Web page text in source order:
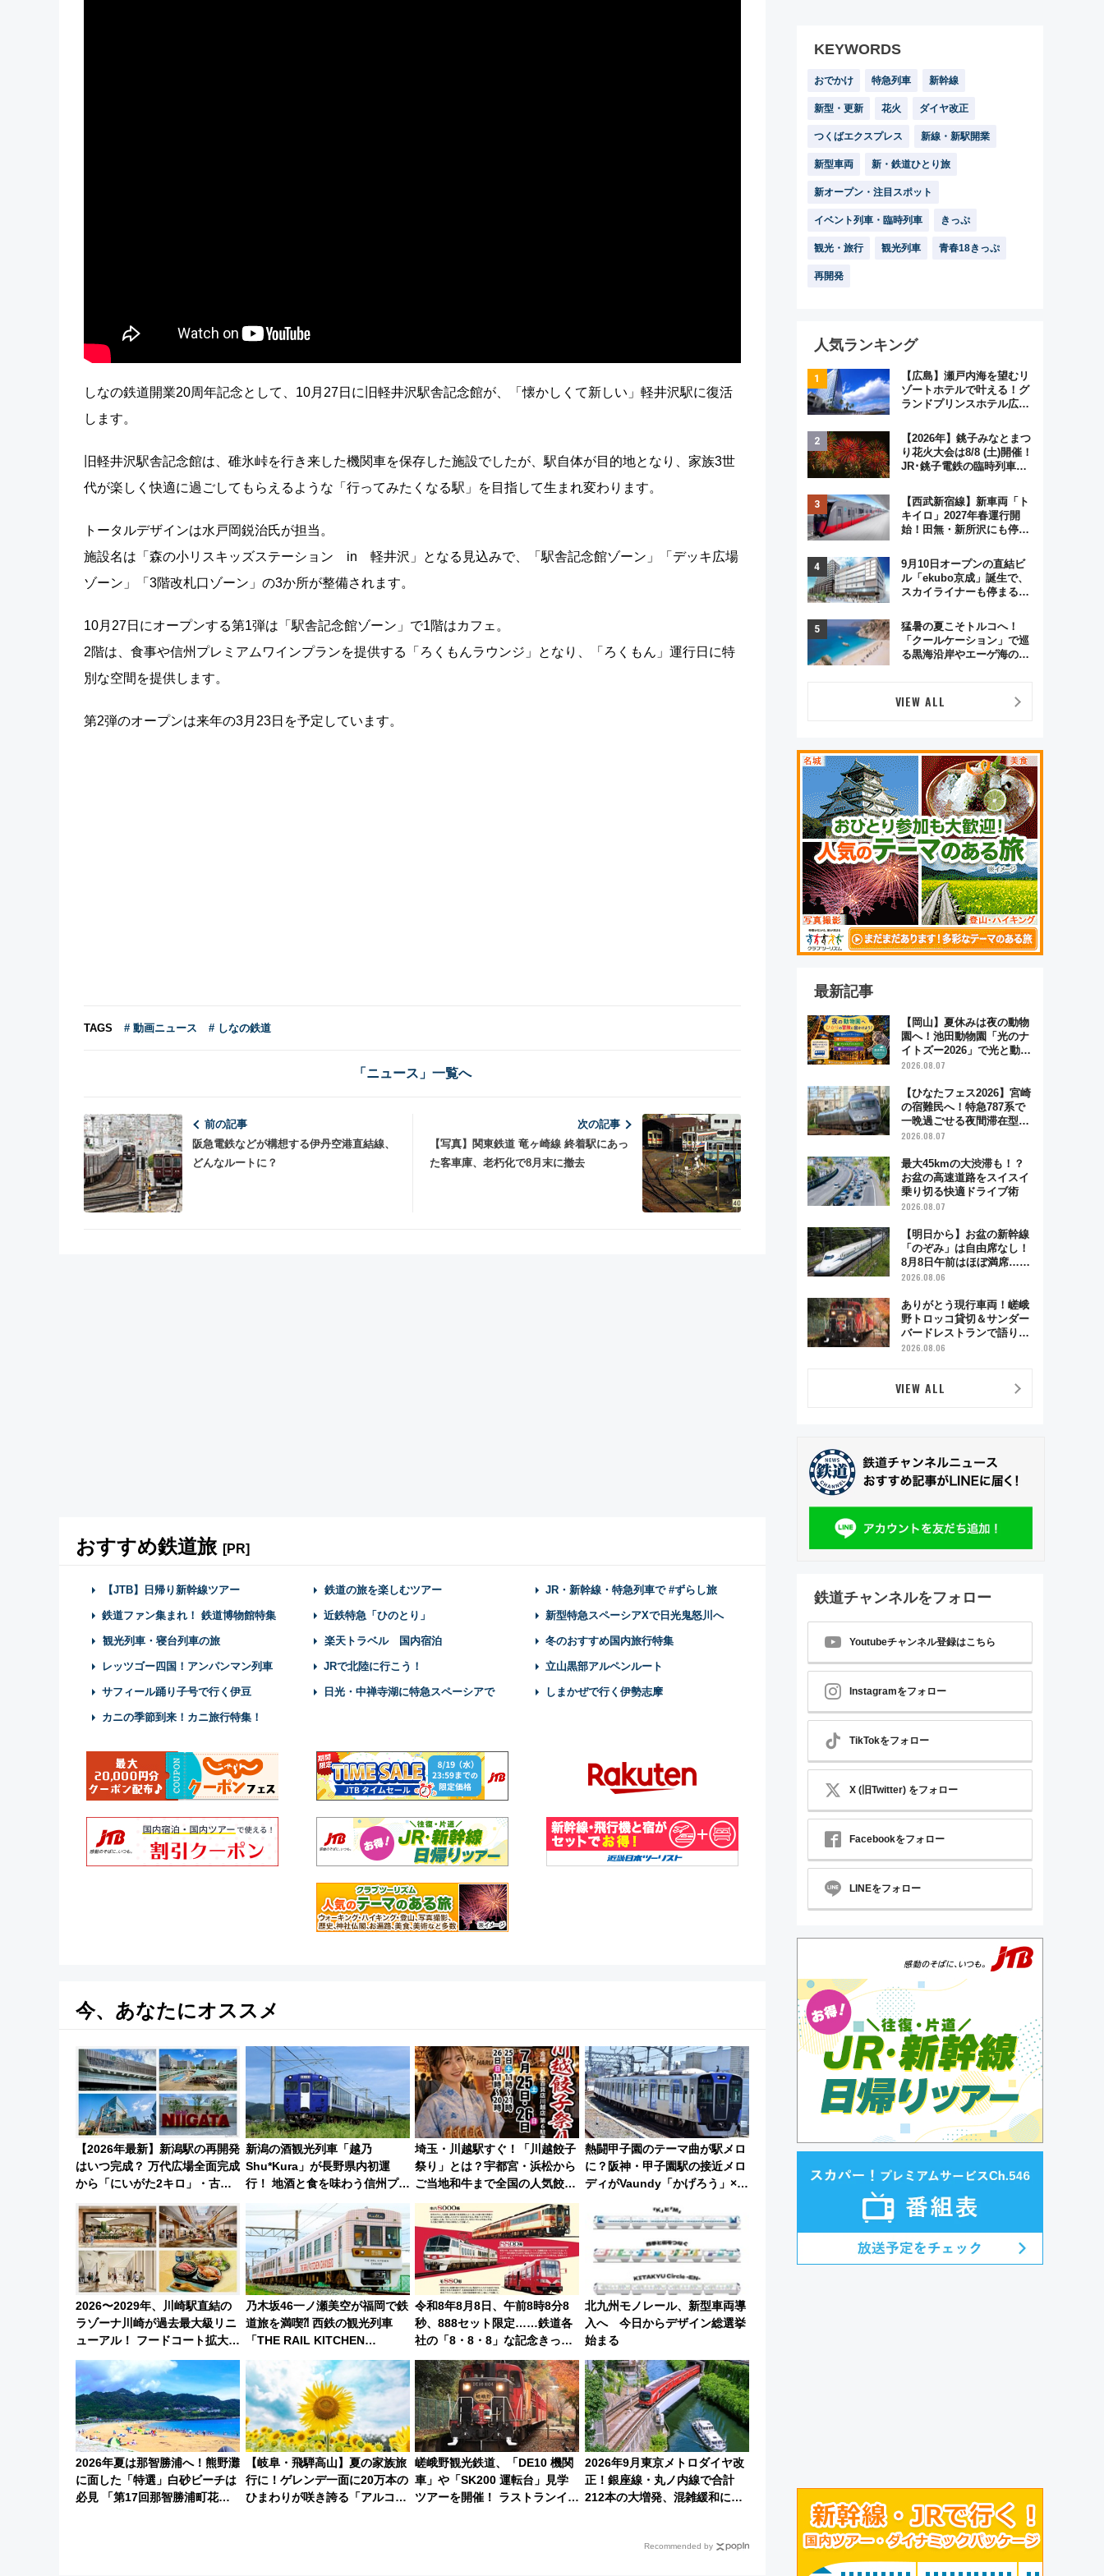
しなの鉄道開業20周年記念として、10月27日に旧軽井沢駅舎記念館が、「懐かしくて新しい」軽井沢駅に復活
します。
旧軽井沢駅舎記念館は、碓氷峠を行き来した機関車を保存した施設でしたが、駅自体が目的地となり、家族3世
代が楽しく快適に過ごしてもらえるような「行ってみたくなる駅」を目指して生まれ変わります。
トータルデザインは水戸岡鋭治氏が担当。
施設名は「森の小リスキッズステーション in 軽井沢」となる見込みで、「駅舎記念館ゾーン」「デッキ広場
ゾーン」「3階改札口ゾーン」の3か所が整備されます。
10月27日にオープンする第1弾は「駅舎記念館ゾーン」で1階はカフェ。
2階は、食事や信州プレミアムワインプランを提供する「ろくもんラウンジ」となり、「ろくもん」運行日に特
別な空間を提供します。
第2弾のオープンは来年の3月23日を予定しています。
TAGS # 動画ニュース # しなの鉄道
「ニュース」一覧へ
前の記事
阪急電鉄などが構想する伊丹空港直結線、
どんなルートに？
次の記事
【写真】関東鉄道 竜ヶ崎線 終着駅にあっ
た客車庫、老朽化で8月末に撤去
おすすめ鉄道旅 [PR]
【JTB】日帰り新幹線ツアー 鉄道の旅を楽しむツアー JR・新幹線・特急列車で #ずらし旅
鉄道ファン集まれ！ 鉄道博物館特集 近鉄特急「ひのとり」 新型特急スペーシアXで日光鬼怒川へ
観光列車・寝台列車の旅 楽天トラベル 国内宿泊 冬のおすすめ国内旅行特集
レッツゴー四国！アンパンマン列車 JRで北陸に行こう！ 立山黒部アルペンルート
サフィール踊り子号で行く伊豆 日光・中禅寺湖に特急スペーシアで しまかぜで行く伊勢志摩
カニの季節到来！カニ旅行特集！
今、あなたにオススメ
【2026年最新】新潟駅の再開発
はいつ完成？ 万代広場全面完成
から「にいがた2キロ」・古町
底解説！
新潟の酒観光列車「越乃
Shu*Kura」が長野県内初運
行！ 地酒と食を味わう信州プレ
埼玉・川越駅すぐ！「川越餃子
祭り」とは？宇都宮・浜松から
ご当地和牛まで全国の人気餃子
を食べ比べ【7月25日・26日開
催】
熱闘甲子園のテーマ曲が駅メロ
に？阪神・甲子園駅の接近メロ
ディがVaundy「かげろう」×向
月5日始発から
2026〜2029年、川崎駅直結の
ラゾーナ川崎が過去最大級リニ
ューアル！ フードコート拡大な
ど「いつから何が変わるか」徹
底解説！
乃木坂46一ノ瀬美空が福岡で鉄
道旅を満喫⁈ 西鉄の観光列車
「THE RAIL KITCHEN
CHIKUGO」で巡る福岡･太宰
府･柳川の旅！YouTubeが公開
に
令和8年8月8日、午前8時8分8
秒、888セット限定……鉄道各
社の「8・8・8」な記念きっぷ
たち
北九州モノレール、新型車両導
入へ 今日からデザイン総選挙
始まる
2026年夏は那智勝浦へ！熊野灘
に面した「特選」白砂ビーチは
必見 「第17回那智勝浦町花火
【岐阜・飛騨高山】夏の家族旅
行に！ゲレンデ一面に20万本の
ひまわりが咲き誇る「アルコピ
嵯峨野観光鉄道、「DE10 機関
車」や「SK200 運転台」見学
ツアーを開催！ ラストランイベ
2026年9月東京メトロダイヤ改
正！銀座線・丸ノ内線で合計
212本の大増発、混雑緩和に期
Recommended by
KEYWORDS
おでかけ 特急列車 新幹線
新型・更新 花火 ダイヤ改正
つくばエクスプレス 新線・新駅開業
新型車両 新・鉄道ひとり旅
新オープン・注目スポット
イベント列車・臨時列車 きっぷ
観光・旅行 観光列車 青春18きっぷ
再開発
人気ランキング
【広島】瀬戸内海を望むリ
ゾートホテルで叶える！グ
ランドプリンスホテル広島
ジュアルパーティープラン
【2026年】銚子みなとまつ
り花火大会は8/8 (土)開催！
JR･銚子電鉄の臨時列車や
く8,000発の大迫力＆屋台
を満喫
【西武新宿線】新車両「ト
キイロ」2027年春運行開
始！田無・新所沢にも停
弾」も
9月10日オープンの直結ビ
ル「ekubo京成」誕生で、
スカイライナーも停まる巨
変わる？ 全テナント情報も
公開！
猛暑の夏こそトルコへ！
「クールケーション」で巡
る黒海沿岸やエーゲ海の避
オも認める『2026年に訪れ
るべき世界の旅先』
VIEW ALL
最新記事
【岡山】夏休みは夜の動物
園へ！池田動物園「光のナ
イトズー2026」で光と動物
が彩る特別な夜
2026.08.07
【ひなたフェス2026】宮崎
の宿難民へ！特急787系で
一晩過ごせる夜間滞在型イ
ベント「スワローおひさ
2026.08.07
最大45kmの大渋滞も！？
お盆の高速道路をスイスイ
乗り切る快適ドライブ術
2026.08.07
【明日から】お盆の新幹線
「のぞみ」は自由席なし！
8月8日午前はほぼ満席…で
も数時間ズラせば空きが見
「空席」探しのコツ
2026.08.06
ありがとう現行車両！嵯峨
野トロッコ貸切＆サンダー
バードレストランで語り合
う秋の京都 斉藤雪乃＆福
ー」開催
2026.08.06
VIEW ALL
鉄道チャンネルをフォロー
Youtubeチャンネル登録はこちら
Instagramをフォロー
TikTokをフォロー
X (旧Twitter) をフォロー
Facebookをフォロー
LINEをフォロー